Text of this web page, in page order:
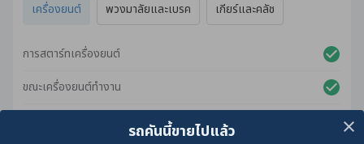
เครื่องยนต์ พวงมาลัยและเบรค เกียร์และคลัช
การสตาร์ทเครื่องยนต์
ขณะเครื่องยนต์ทำงาน
รถคันนี้ขายไปแล้ว